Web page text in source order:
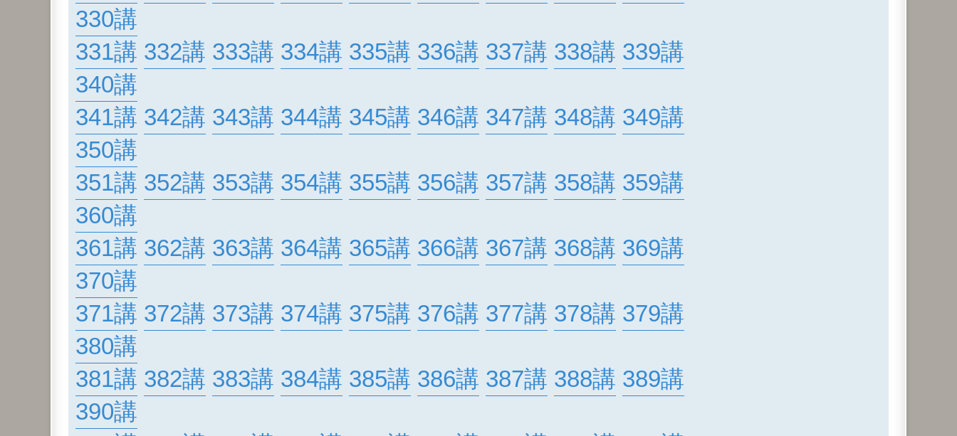
330講
331講 332講 333講 334講 335講 336講 337講 338講 339講
340講
341講 342講 343講 344講 345講 346講 347講 348講 349講
350講
351講 352講 353講 354講 355講 356講 357講 358講 359講
360講
361講 362講 363講 364講 365講 366講 367講 368講 369講
370講
371講 372講 373講 374講 375講 376講 377講 378講 379講
380講
381講 382講 383講 384講 385講 386講 387講 388講 389講
390講